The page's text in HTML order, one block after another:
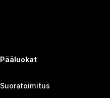
Pääluokat
Suoratoimitus